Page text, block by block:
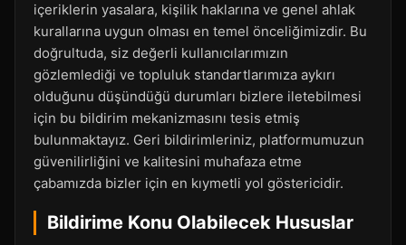
içeriklerin yasalara, kişilik haklarına ve genel ahlak
kurallarına uygun olması en temel önceliğimizdir. Bu
doğrultuda, siz değerli kullanıcılarımızın
gözlemlediği ve topluluk standartlarımıza aykırı
olduğunu düşündüğü durumları bizlere iletebilmesi
için bu bildirim mekanizmasını tesis etmiş
bulunmaktayız. Geri bildirimleriniz, platformumuzun
güvenilirliğini ve kalitesini muhafaza etme
çabamızda bizler için en kıymetli yol göstericidir.
Bildirime Konu Olabilecek Hususlar